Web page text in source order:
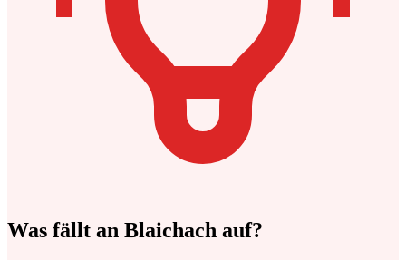
Was fällt an Blaichach auf?